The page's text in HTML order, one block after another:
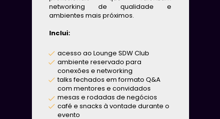
networking de qualidade e
ambientes mais próximos.
Inclui:
acesso ao Lounge SDW Club
ambiente reservado para
conexões e networking
talks fechados em formato Q&A
com mentores e convidados
mesas e rodadas de negócios
café e snacks à vontade durante o
evento